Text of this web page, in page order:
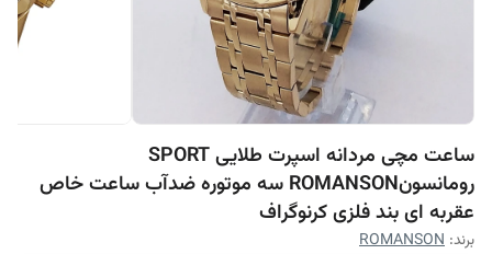
ساعت مچی مردانه اسپرت طلایی SPORT
رومانسونROMANSON سه موتوره ضدآب ساعت خاص
عقربه ای بند فلزی کرنوگراف
برند: ROMANSON